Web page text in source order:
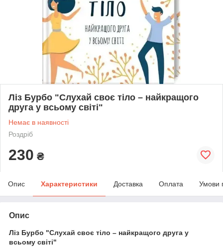
Ліз Бурбо "Слухай своє тіло – найкращого
друга у всьому світі"
Немає в наявності
Роздріб
230 ₴
Опис Характеристики Доставка Оплата Умови
Опис
Ліз Бурбо "Слухай своє тіло – найкращого друга у
всьому світі"